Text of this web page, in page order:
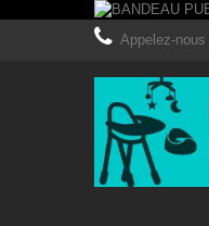
Appelez-nous